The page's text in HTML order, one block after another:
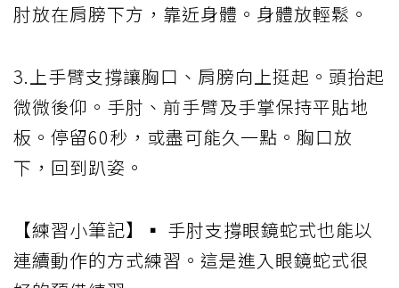
肘放在肩膀下方，靠近身體。身體放輕鬆。
3.上手臂支撐讓胸口、肩膀向上挺起。頭抬起
微微後仰。手肘、前手臂及手掌保持平貼地
板。停留60秒，或盡可能久一點。胸口放
下，回到趴姿。
【練習小筆記】▪ 手肘支撐眼鏡蛇式也能以
連續動作的方式練習。這是進入眼鏡蛇式很